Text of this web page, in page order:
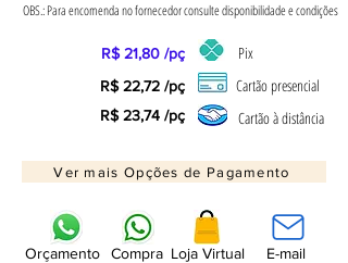
OBS.: Para encomenda no fornecedor consulte disponibilidade e condições
R$ 21,80 /pç Pix
R$ 22,72 /pç Cartão presencial
R$ 23,74 /pç Cartão à distância
Ver mais Opções de Pagamento
Orçamento Compra Loja Virtual E-mail